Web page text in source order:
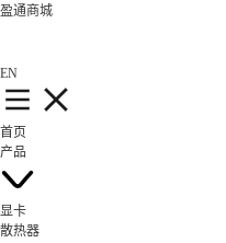
盈通商城
EN
首页
产品
显卡
散热器